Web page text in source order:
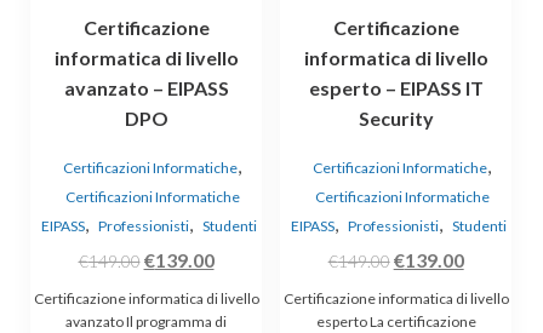
Certificazione
informatica di livello
avanzato – EIPASS
DPO
Certificazioni Informatiche,
Certificazioni Informatiche
EIPASS, Professionisti, Studenti
€149.00 Il
prezzo
originale
€139.00Il
prezzo
attuale
Certificazione informatica di livello
avanzato Il programma di
Certificazione
informatica di livello
esperto – EIPASS IT
Security
Certificazioni Informatiche,
Certificazioni Informatiche
EIPASS, Professionisti, Studenti
€149.00Il
prezzo
originale
€139.00Il
prezzo
attuale
Certificazione informatica di livello
esperto La certificazione